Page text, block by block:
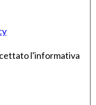
l'informativa